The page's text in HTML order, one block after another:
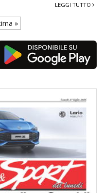
LEGGI TUTTO
»